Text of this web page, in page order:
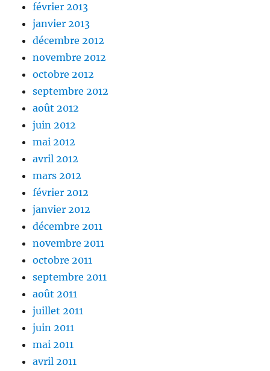
février 2013
janvier 2013
décembre 2012
novembre 2012
octobre 2012
septembre 2012
août 2012
juin 2012
mai 2012
avril 2012
mars 2012
février 2012
janvier 2012
décembre 2011
novembre 2011
octobre 2011
septembre 2011
août 2011
juillet 2011
juin 2011
mai 2011
avril 2011